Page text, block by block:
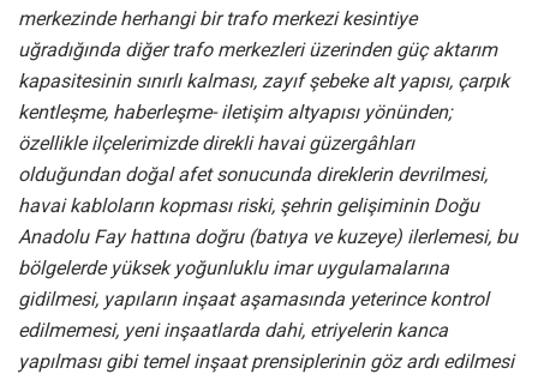
merkezinde herhangi bir trafo merkezi kesintiye
uğradığında diğer trafo merkezleri üzerinden güç aktarım
kapasitesinin sınırlı kalması, zayıf şebeke alt yapısı, çarpık
kentleşme, haberleşme- iletişim altyapısı yönünden;
özellikle ilçelerimizde direkli havai güzergâhları
olduğundan doğal afet sonucunda direklerin devrilmesi,
havai kabloların kopması riski, şehrin gelişiminin Doğu
Anadolu Fay hattına doğru (batıya ve kuzeye) ilerlemesi, bu
bölgelerde yüksek yoğunluklu imar uygulamalarına
gidilmesi, yapıların inşaat aşamasında yeterince kontrol
edilmemesi, yeni inşaatlarda dahi, etriyelerin kanca
yapılması gibi temel inşaat prensiplerinin göz ardı edilmesi